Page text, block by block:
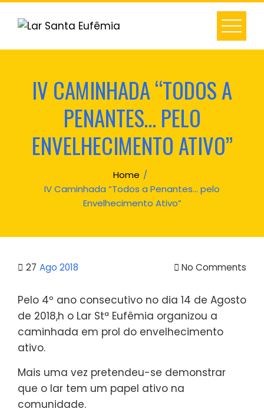
Skip
IV CAMINHADA “TODOS A
PENANTES… PELO
ENVELHECIMENTO ATIVO”
Home
IV Caminhada “Todos a Penantes… pelo
Envelhecimento Ativo”
27 Ago 2018 No Comments
Pelo 4º ano consecutivo no dia 14 de Agosto
de 2018,h o Lar Stª Eufêmia organizou a
caminhada em prol do envelhecimento
ativo.
Mais uma vez pretendeu-se demonstrar
que o lar tem um papel ativo na
comunidade.